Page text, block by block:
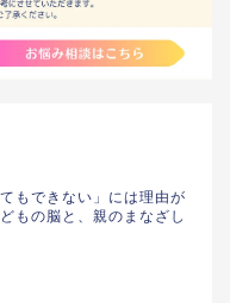
てもできない」には理由が
もの脳と、親のまなざし